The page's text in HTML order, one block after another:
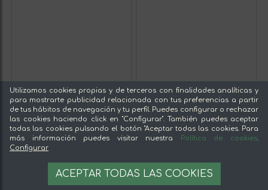
Utilizamos cookies propias y de terceros con finalidades analíticas y
para mostrarte publicidad relacionada con tus preferencias a partir
de tus hábitos de navegación y tu perfil. Puedes configurar o rechazar
las cookies haciendo click en "Configurar". También puedes aceptar
todas las cookies pulsando el botón "Aceptar todas las cookies. Para
más información puedes visitar nuestra
Política de cookies.
Configurar
ACEPTAR TODAS LAS COOKIES